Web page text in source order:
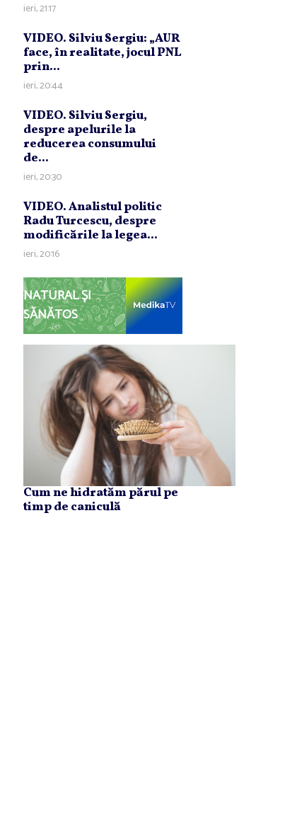
ieri, 21:17
VIDEO. Silviu Sergiu: „AUR
face, în realitate, jocul PNL
prin...
ieri, 20:44
VIDEO. Silviu Sergiu,
despre apelurile la
reducerea consumului
de...
ieri, 20:30
VIDEO. Analistul politic
Radu Turcescu, despre
modificările la legea...
ieri, 20:16
NATURAL ȘI
SĂNĂTOS
Cum ne hidratăm părul pe
timp de caniculă